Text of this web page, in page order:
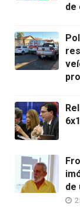
de
de